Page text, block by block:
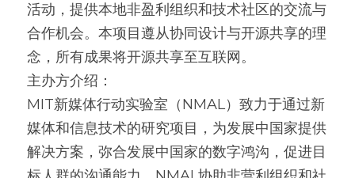
活动，提供本地非盈利组织和技术社区的交流与
合作机会。本项目遵从协同设计与开源共享的理
念，所有成果将开源共享至互联网。
主办方介绍：
MIT新媒体行动实验室（NMAL）致力于通过新
媒体和信息技术的研究项目，为发展中国家提供
解决方案，弥合发展中国家的数字鸿沟，促进目